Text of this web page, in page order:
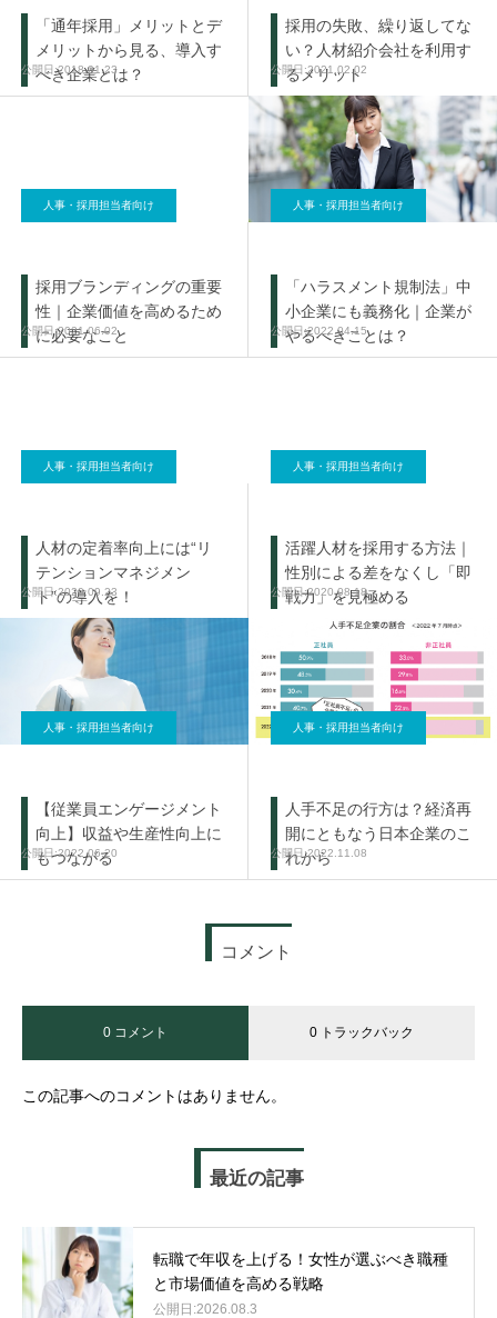
「通年採用」メリットとデ
メリットから見る、導入す
べき企業とは？
2018.01.23
採用の失敗、繰り返してな
い？人材紹介会社を利用す
るメリット
2021.02.02
人事・採用担当者向け
採用ブランディングの重要
性｜企業価値を高めるため
に必要なこと
2021.06.02
人事・採用担当者向け
「ハラスメント規制法」中
小企業にも義務化｜企業が
やるべきことは？
2022.04.15
人事・採用担当者向け
人材の定着率向上には“リ
テンションマネジメン
ト”の導入を！
2020.09.23
人事・採用担当者向け
活躍人材を採用する方法｜
性別による差をなくし「即
戦力」を見極める
2020.08.18
人事・採用担当者向け
【従業員エンゲージメント
向上】収益や生産性向上に
もつながる
2022.06.20
人事・採用担当者向け
人手不足の行方は？経済再
開にともなう日本企業のこ
れから2022.11.08
コメント
0 コメント 0 トラックバック
この記事へのコメントはありません。
最近の記事
転職で年収を上げる！女性が選ぶべき職種
と市場価値を高める戦略
2026.08.3